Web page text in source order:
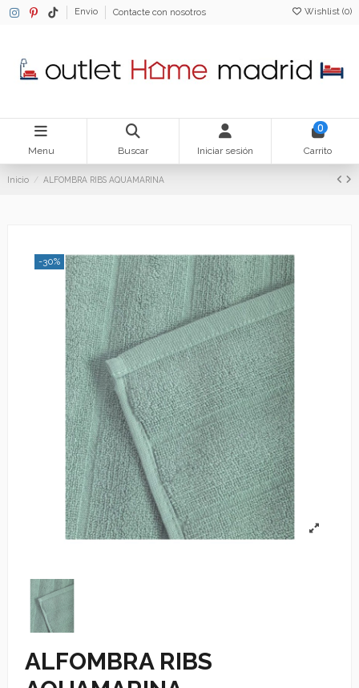
Envio Contacte con nosotros Wishlist (0)
Menu Buscar Iniciar sesión
0
Carrito
Inicio ALFOMBRA RIBS AQUAMARINA
-30%
ALFOMBRA RIBS